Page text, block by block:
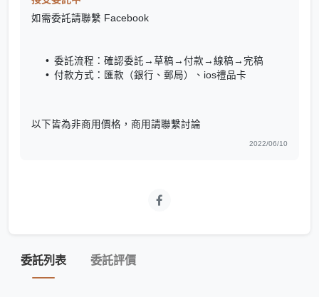
如需委託請聯繫 Facebook
委託流程：確認委託→草稿→付款→線稿→完稿
付款方式：匯款（銀行、郵局）、ios禮品卡
以下皆為非商用價格，商用請聯繫討論
2022/06/10
委託列表 委託評價